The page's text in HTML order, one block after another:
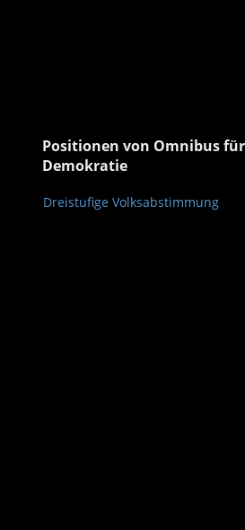
Positionen von Omnibus
Demokratie
Dreistufige Volksabstimmung